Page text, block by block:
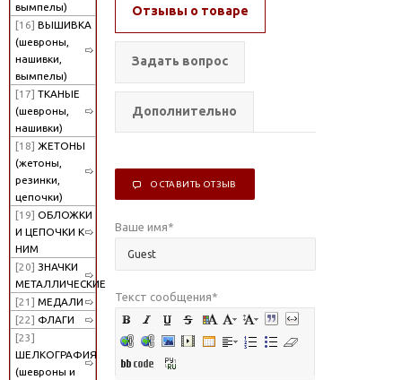
вымпелы)
[16] ВЫШИВКА
(шевроны,
нашивки,
вымпелы)
[17] ТКАНЫЕ
(шевроны,
нашивки)
[18] ЖЕТОНЫ
(жетоны,
резинки,
цепочки)
[19] ОБЛОЖКИ
И ЦЕПОЧКИ К
НИМ
[20] ЗНАЧКИ
МЕТАЛЛИЧЕСКИЕ
[21] МЕДАЛИ
[22] ФЛАГИ
[23]
ШЕЛКОГРАФИЯ
(шевроны и
Отзывы о товаре
Задать вопрос
Дополнительно
ОСТАВИТЬ ОТЗЫВ
Ваше имя*
Текст сообщения*